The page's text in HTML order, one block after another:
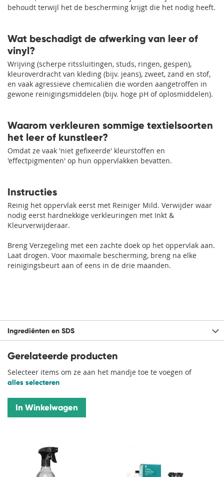
behoudt terwijl het de bescherming krijgt die het nodig heeft.
Wat beschadigt de afwerking van leer of
vinyl?
Wrijving (scherpe ritssluitingen, studs, ringen, gespen),
kleuroverdracht van kleding (bijv. jeans), zweet, zand en stof,
en vaak agressieve chemicaliën die worden aangetroffen in
gewone reinigingsmiddelen (bijv. hoge pH of oplosmiddelen).
Waarom verkleuren sommige textielsoorten
het leer of kunstleer?
Omdat ze vaak 'niet gefixeerde' kleurstoffen en
'effectpigmenten' op hun oppervlakken bevatten.
Instructies
Reinig het oppervlak eerst met Reiniger Mild. Verwijder waar
nodig eerst hardnekkige verkleuringen met Inkt &
Kleurverwijderaar.
Breng Verzegeling met een zachte doek op het oppervlak aan.
Laat drogen. Voor maximale bescherming, breng na elke
reinigingsbeurt aan of eens in de drie maanden.
Ingrediënten en SDS
Gerelateerde producten
Selecteer items om ze aan het mandje toe te voegen of
alles selecteren
In Winkelwagen